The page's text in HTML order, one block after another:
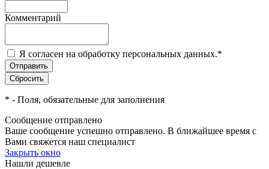
Комментарий
Я согласен на обработку персональных данных.*
* - Поля, обязательные для заполнения
Сообщение отправлено
Ваше сообщение успешно отправлено. В ближайшее время с
Вами свяжется наш специалист
Закрыть окно
Нашли дешевле